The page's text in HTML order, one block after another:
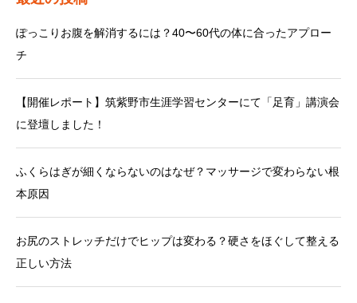
ぽっこりお腹を解消するには？40〜60代の体に合ったアプロー
チ
【開催レポート】筑紫野市生涯学習センターにて「足育」講演会
に登壇しました！
ふくらはぎが細くならないのはなぜ？マッサージで変わらない根
本原因
お尻のストレッチだけでヒップは変わる？硬さをほぐして整える
正しい方法